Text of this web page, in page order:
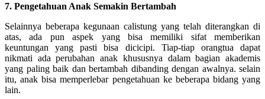
7. Pengetahuan Anak Semakin Bertambah
Selainnya beberapa kegunaan calistung yang telah diterangkan di
atas, ada pun aspek yang bisa memiliki sifat memberikan
keuntungan yang pasti bisa dicicipi. Tiap-tiap orangtua dapat
nikmati ada perubahan anak khususnya dalam bagian akademis
yang paling baik dan bertambah dibanding dengan awalnya. selain
itu, anak bisa memperlebar pengetahuan ke beberapa bidang yang
lain.